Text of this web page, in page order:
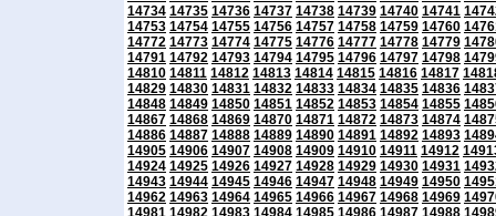
14734 14735 14736 14737 14738 14739 14740 14741
14753 14754 14755 14756 14757 14758 14759 14760
14772 14773 14774 14775 14776 14777 14778 14779
14791 14792 14793 14794 14795 14796 14797 14798
14810 14811 14812 14813 14814 14815 14816 14817
14829 14830 14831 14832 14833 14834 14835 14836
14848 14849 14850 14851 14852 14853 14854 14855
14867 14868 14869 14870 14871 14872 14873 14874
14886 14887 14888 14889 14890 14891 14892 14893
14905 14906 14907 14908 14909 14910 14911 14912
14924 14925 14926 14927 14928 14929 14930 14931
14943 14944 14945 14946 14947 14948 14949 14950
14962 14963 14964 14965 14966 14967 14968 14969
14981 14982 14983 14984 14985 14986 14987 14988